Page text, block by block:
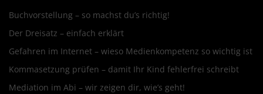
Buchvorstellung – so machst du’s richtig!
Der Dreisatz – einfach erklärt
Gefahren im Internet – wieso Medienkompetenz so wichtig ist
Kommasetzung prüfen – damit Ihr Kind fehlerfrei schreibt
Mediation im Abi – wir zeigen dir, wie’s geht!